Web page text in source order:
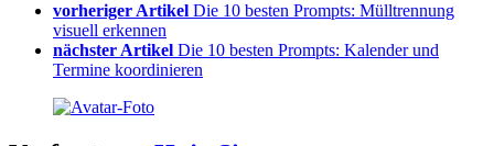
vorheriger Artikel Die 10 besten Prompts: Mülltrennung
visuell erkennen
nächster Artikel Die 10 besten Prompts: Kalender und
Termine koordinieren